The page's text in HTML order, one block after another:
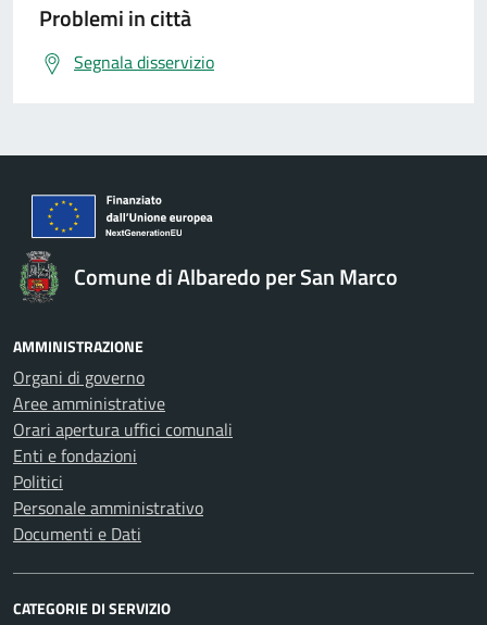
Problemi in città
Segnala disservizio
Comune di Albaredo per San Marco
AMMINISTRAZIONE
Organi di governo
Aree amministrative
Orari apertura uffici comunali
Enti e fondazioni
Politici
Personale amministrativo
Documenti e Dati
CATEGORIE DI SERVIZIO